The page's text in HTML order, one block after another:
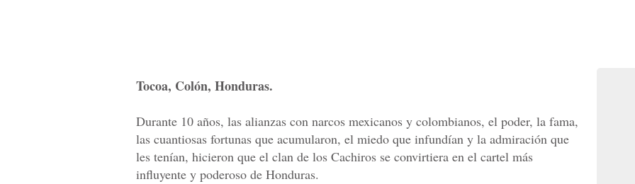
Tocoa, Colón, Honduras.
Durante 10 años, las alianzas con narcos mexicanos y colombianos, el poder, la fama,
las cuantiosas fortunas que acumularon, el miedo que infundían y la admiración que
les tenían, hicieron que el clan de los Cachiros se convirtiera en el cartel más
influyente y poderoso de Honduras.